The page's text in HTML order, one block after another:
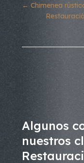
← Chimenea
Algunos
nuestros